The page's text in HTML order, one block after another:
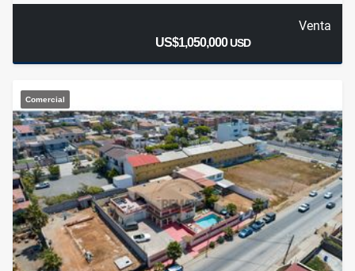
Venta
US$1,050,000USD
Comercial